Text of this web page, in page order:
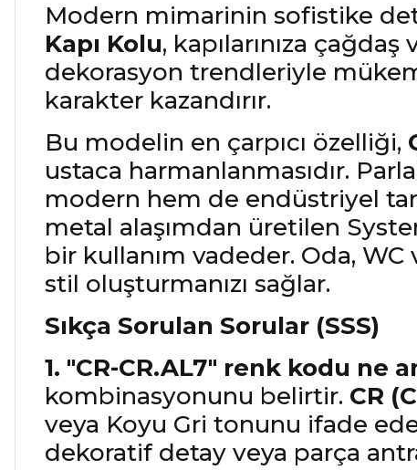
Modern mimarinin sofistike
Kapı Kolu, kapılarınıza
dekorasyon trendleriyle
karakter kazandırır.
Bu modelin en çarpıcı özelliği,
ustaca harmanlanmasıdır.
modern hem de endüstriyel
metal alaşımdan üretilen
bir kullanım vadeder. Oda, WC
stil oluşturmanızı sağlar.
Sıkça Sorulan Sorular (SSS)
1. "CR-CR.AL7" renk kodu ne
kombinasyonunu belirtir. CR
veya Koyu Gri tonunu ifade
dekoratif detay veya parça